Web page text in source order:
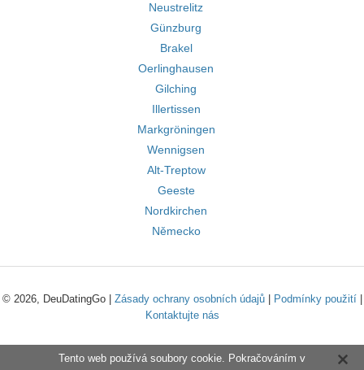
Neustrelitz
Günzburg
Brakel
Oerlinghausen
Gilching
Illertissen
Markgröningen
Wennigsen
Alt-Treptow
Geeste
Nordkirchen
Německo
© 2026, DeuDatingGo | Zásady ochrany osobních údajů| Podmínky použití|
Kontaktujte nás
Tento web používá soubory cookie. Pokračováním v